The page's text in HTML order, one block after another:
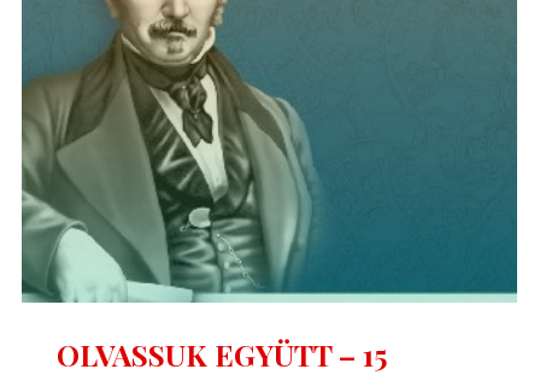
OLVASSUK EGYÜTT – 15